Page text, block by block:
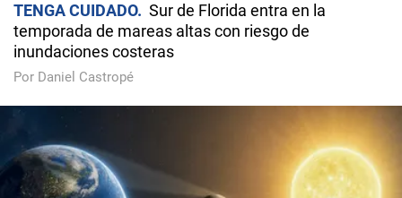
TENGA CUIDADO
Sur de Florida entra en la
temporada de mareas altas con riesgo de
inundaciones costeras
Por Daniel Castropé